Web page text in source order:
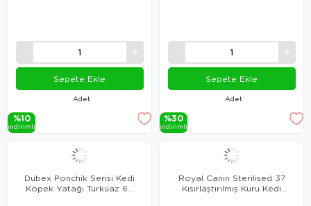
Adet
Sepete Ekle
%10
i̇ndi̇ri̇mli̇
Adet
Sepete Ekle
%30
i̇ndi̇ri̇mli̇
Dubex Ponchik Serisi Kedi
Köpek Yatağı Turkuaz 60
Royal Canin Sterilised 37
Kısırlaştırılmış Kuru Kedi